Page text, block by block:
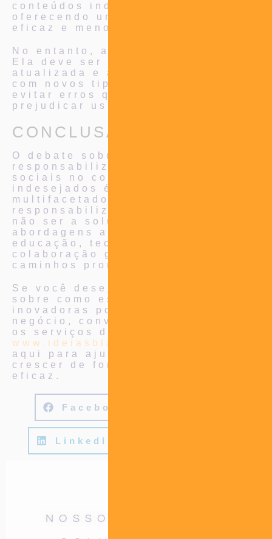
conteúdos indesejados,
oferecendo uma solução mais
eficaz e menos intrusiva.
No entanto, a IA não é perfeita.
Ela deve ser constantemente
atualizada e ajustada para lidar
com novos tipos de conteúdo e
evitar erros que possam
prejudicar usuários legítimos.
CONCLUSÃO
O debate sobre a
responsabilização das redes
sociais no combate a conteúdos
indesejados é complexo e
multifacetado. Enquanto a
responsabilização direta pode
não ser a solução mais eficaz,
abordagens alternativas como
educação, tecnologia e
colaboração global oferecem
caminhos promissores.
Se você deseja explorar mais
sobre como estratégias
inovadoras podem transformar seu
negócio, convido você a conhecer
os serviços da agência Blah! em
www.ideiasblah.com.br
aqui para ajudar sua marca a
crescer de forma sustentável e
eficaz.
Facebook
LinkedIn
NOSSOS SERVIÇOS